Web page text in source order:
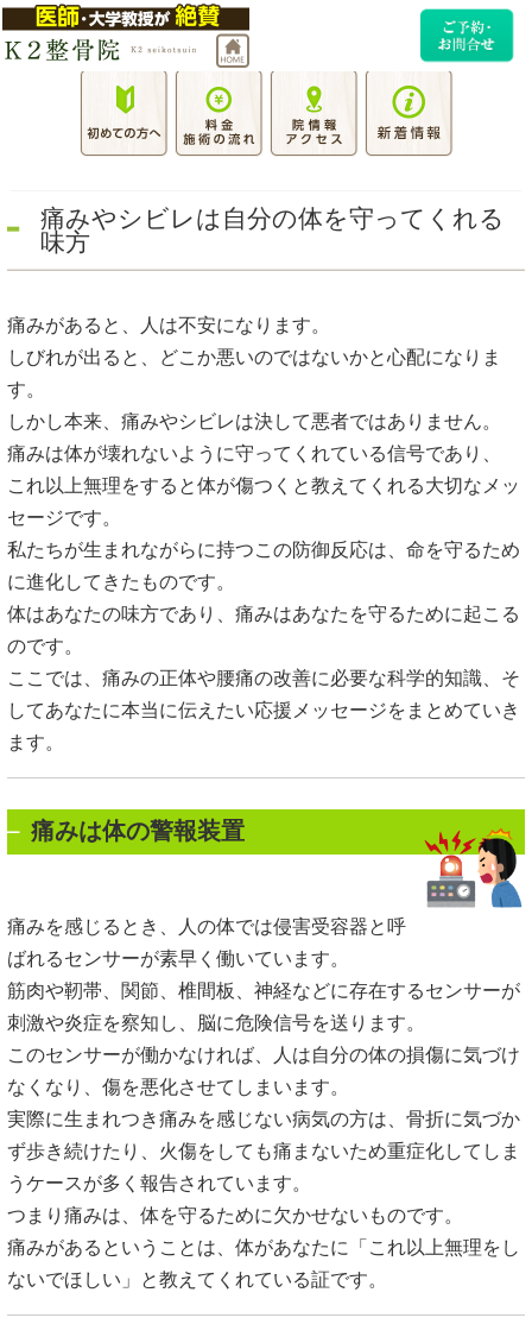
痛みやシビレは自分の体を守ってくれる
味方
痛みがあると、人は不安になります。
しびれが出ると、どこか悪いのではないかと心配になりま
す。
しかし本来、痛みやシビレは決して悪者ではありません。
痛みは体が壊れないように守ってくれている信号であり、
これ以上無理をすると体が傷つくと教えてくれる大切なメッ
セージです。
私たちが生まれながらに持つこの防御反応は、命を守るため
に進化してきたものです。
体はあなたの味方であり、痛みはあなたを守るために起こる
のです。
ここでは、痛みの正体や腰痛の改善に必要な科学的知識、そ
してあなたに本当に伝えたい応援メッセージをまとめていき
ます。
痛みは体の警報装置
痛みを感じるとき、人の体では侵害受容器と呼
ばれるセンサーが素早く働いています。
筋肉や靭帯、関節、椎間板、神経などに存在するセンサーが
刺激や炎症を察知し、脳に危険信号を送ります。
このセンサーが働かなければ、人は自分の体の損傷に気づけ
なくなり、傷を悪化させてしまいます。
実際に生まれつき痛みを感じない病気の方は、骨折に気づか
ず歩き続けたり、火傷をしても痛まないため重症化してしま
うケースが多く報告されています。
つまり痛みは、体を守るために欠かせないものです。
痛みがあるということは、体があなたに「これ以上無理をし
ないでほしい」と教えてくれている証です。